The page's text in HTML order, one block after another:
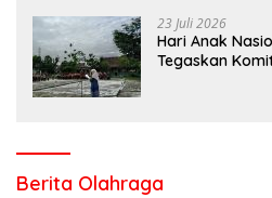
23 Juli 2026
Hari Anak
Tegaskan
Berita Olahraga